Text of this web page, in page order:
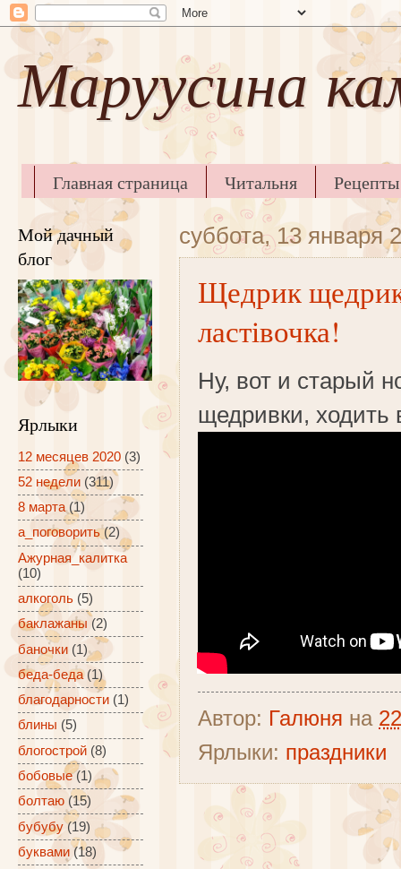
Маруусина
Главная страница Читальня
Рецепты
Готовим из картошки
суббота, 13 января
Щедрик щедрик
ластівочка!
Ну, вот и старый
щедривки, ходить
Автор: Галюня на
Ярлыки: праздники
Мой дачный
блог
Ярлыки
12 месяцев 2020 (3)
52 недели (311)
8 марта (1)
а_поговорить (2)
Ажурная_калитка
(10)
алкоголь (5)
баклажаны (2)
баночки (1)
беда-беда (1)
благодарности (1)
блины (5)
блогострой (8)
бобовые (1)
болтаю (15)
бубубу (19)
буквами (18)